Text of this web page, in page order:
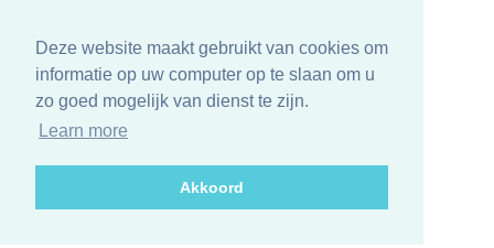
Deze website maakt gebruikt van cookies om
informatie op uw computer op te slaan om u
zo goed mogelijk van dienst te zijn.
Learn more
Akkoord